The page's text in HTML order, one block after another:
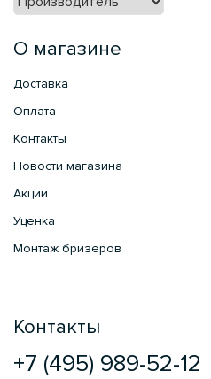
О магазине
Доставка
Оплата
Контакты
Новости магазина
Акции
Уценка
Монтаж бризеров
Контакты
+7 (495) 989-52-12